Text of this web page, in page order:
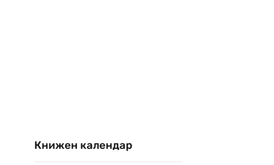
Книжен календар